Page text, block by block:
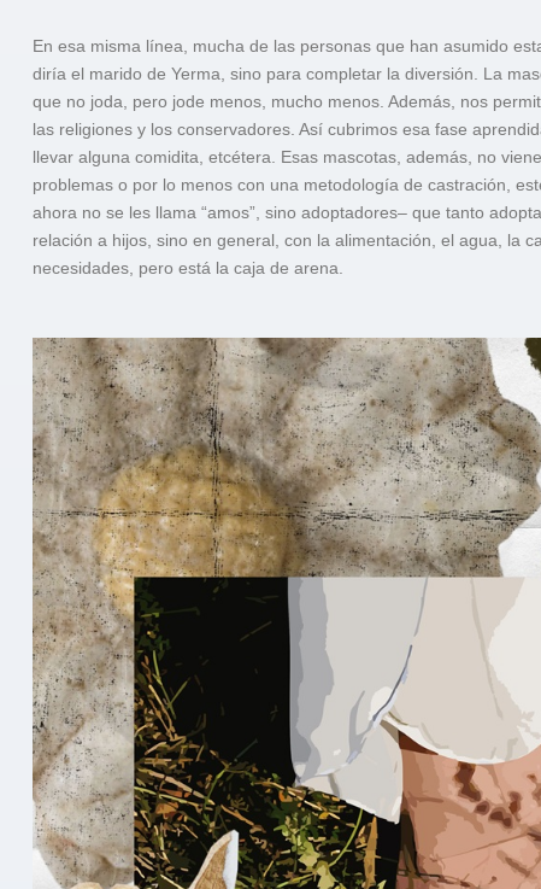
En esa misma línea, mucha de las personas que han asumido
diría el marido de Yerma, sino para completar la diversión. La
que no joda, pero jode menos, mucho menos. Además, nos
las religiones y los conservadores. Así cubrimos esa fase
llevar alguna comidita, etcétera. Esas mascotas, además, no
problemas o por lo menos con una metodología de castración,
ahora no se les llama “amos”, sino adoptadores– que tanto
relación a hijos, sino en general, con la alimentación, el agua, la
necesidades, pero está la caja de arena.